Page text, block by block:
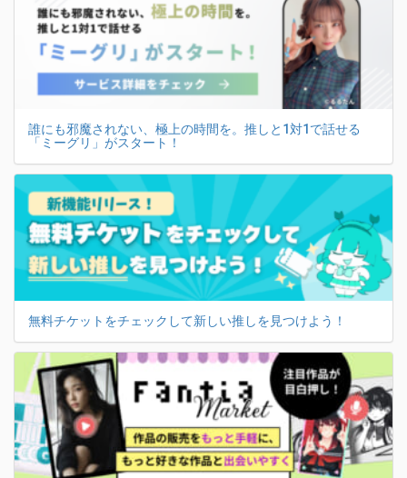
誰にも邪魔されない、極上の時間を。推しと1対1で話せる
「ミーグリ」がスタート！
無料チケットをチェックして新しい推しを見つけよう！